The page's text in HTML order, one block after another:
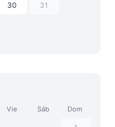
30 31
Vie Sáb Dom